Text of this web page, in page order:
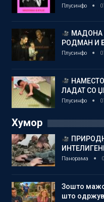
Плусинфо
МАДОНА
РОДМАН И
Плусинфо
ЛАДАТ СО
Плусинфо
Хумор
Панорама
Зошто
што